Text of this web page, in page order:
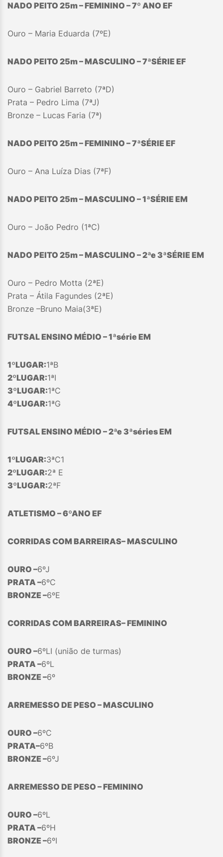
NADO PEITO 25m – FEMININO – 7º ANO EF
Ouro – Maria Eduarda (7ºE)
NADO PEITO 25m – MASCULINO – 7ªSÉRIE EF
Ouro – Gabriel Barreto (7ªD)
Prata – Pedro Lima (7ªJ)
Bronze – Lucas Faria (7ª)
NADO PEITO 25m – FEMININO – 7ªSÉRIE EF
Ouro – Ana Luíza Dias (7ªF)
NADO PEITO 25m – MASCULINO – 1ªSÉRIE EM
Ouro – João Pedro (1ªC)
NADO PEITO 25m – MASCULINO – 2ªe 3ªSÉRIE EM
Ouro – Pedro Motta (2ªE)
Prata – Átila Fagundes (2ªE)
Bronze –Bruno Maia(3ªE)
FUTSAL ENSINO MÉDIO – 1ªsérie EM
1ºLUGAR:1ªB
2ºLUGAR:1ªI
3ºLUGAR:1ªC
4ºLUGAR:1ªG
FUTSAL ENSINO MÉDIO – 2ªe 3ªséries EM
1ºLUGAR:3ªC1
2ºLUGAR:2ª E
3ºLUGAR:2ªF
ATLETISMO – 6ºANO EF
CORRIDAS COM BARREIRAS– MASCULINO
OURO –6ºJ
PRATA –6ºC
BRONZE –6ºE
CORRIDAS COM BARREIRAS– FEMININO
OURO –6ºLI (união de turmas)
PRATA –6ºL
BRONZE –6º
ARREMESSO DE PESO – MASCULINO
OURO –6ºC
PRATA–6ºB
BRONZE –6ºJ
ARREMESSO DE PESO – FEMININO
OURO –6ºL
PRATA –6ºH
BRONZE –6ºI